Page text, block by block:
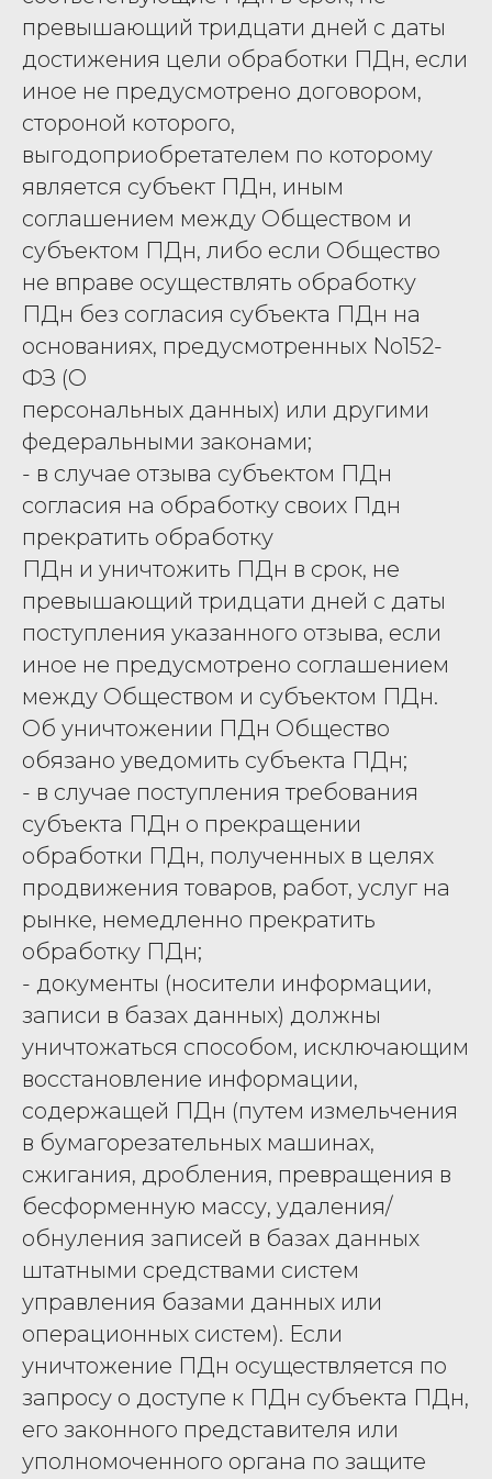
превышающий тридцати дней с даты
достижения цели обработки ПДн, если
иное не предусмотрено договором,
стороной которого,
выгодоприобретателем по которому
является субъект ПДн, иным
соглашением между Обществом и
субъектом ПДн, либо если Общество
не вправе осуществлять обработку
ПДн без согласия субъекта ПДн на
основаниях, предусмотренных No152-
ФЗ (О
персональных данных) или другими
федеральными законами;
- в случае отзыва субъектом ПДн
согласия на обработку своих Пдн
прекратить обработку
ПДн и уничтожить ПДн в срок, не
превышающий тридцати дней с даты
поступления указанного отзыва, если
иное не предусмотрено соглашением
между Обществом и субъектом ПДн.
Об уничтожении ПДн Общество
обязано уведомить субъекта ПДн;
- в случае поступления требования
субъекта ПДн о прекращении
обработки ПДн, полученных в целях
продвижения товаров, работ, услуг на
рынке, немедленно прекратить
обработку ПДн;
- документы (носители информации,
записи в базах данных) должны
уничтожаться способом, исключающим
восстановление информации,
содержащей ПДн (путем измельчения
в бумагорезательных машинах,
сжигания, дробления, превращения в
бесформенную массу, удаления/
обнуления записей в базах данных
штатными средствами систем
управления базами данных или
операционных систем). Если
уничтожение ПДн осуществляется по
запросу о доступе к ПДн субъекта ПДн,
его законного представителя или
уполномоченного органа по защите